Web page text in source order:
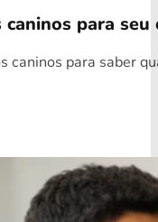
para seu
caninos para saber